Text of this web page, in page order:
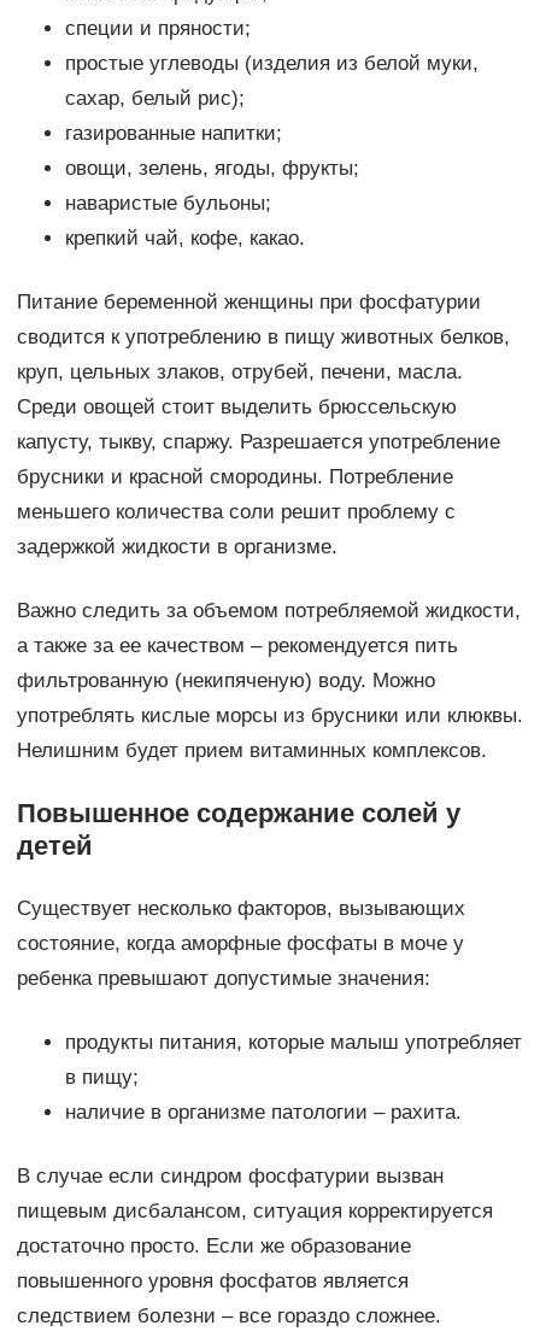
специи и пряности;
простые углеводы (изделия из белой муки,
сахар, белый рис);
газированные напитки;
овощи, зелень, ягоды, фрукты;
наваристые бульоны;
крепкий чай, кофе, какао.
Питание беременной женщины при фосфатурии
сводится к употреблению в пищу животных белков,
круп, цельных злаков, отрубей, печени, масла.
Среди овощей стоит выделить брюссельскую
капусту, тыкву, спаржу. Разрешается употребление
брусники и красной смородины. Потребление
меньшего количества соли решит проблему с
задержкой жидкости в организме.
Важно следить за объемом потребляемой жидкости,
а также за ее качеством – рекомендуется пить
фильтрованную (некипяченую) воду. Можно
употреблять кислые морсы из брусники или клюквы.
Нелишним будет прием витаминных комплексов.
Повышенное содержание солей у
детей
Существует несколько факторов, вызывающих
состояние, когда аморфные фосфаты в моче у
ребенка превышают допустимые значения:
продукты питания, которые малыш употребляет
в пищу;
наличие в организме патологии – рахита.
В случае если синдром фосфатурии вызван
пищевым дисбалансом, ситуация корректируется
достаточно просто. Если же образование
повышенного уровня фосфатов является
следствием болезни – все гораздо сложнее.